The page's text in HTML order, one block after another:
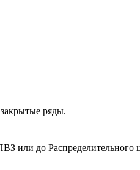
ряды.
или до Распределительного